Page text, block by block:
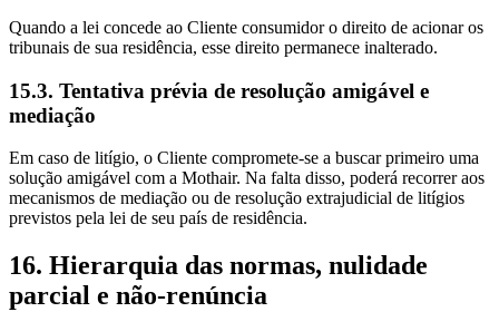
Quando a lei concede ao Cliente consumidor o direito de acionar os
tribunais de sua residência, esse direito permanece inalterado.
15.3. Tentativa prévia de resolução amigável e
mediação
Em caso de litígio, o Cliente compromete‑se a buscar primeiro uma
solução amigável com a Mothair. Na falta disso, poderá recorrer aos
mecanismos de mediação ou de resolução extrajudicial de litígios
previstos pela lei de seu país de residência.
16. Hierarquia das normas, nulidade
parcial e não‑renúncia